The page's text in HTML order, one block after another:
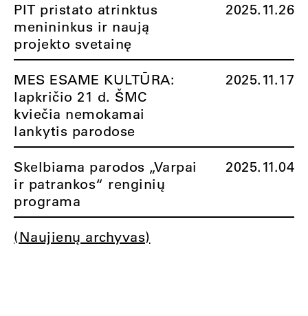
PIT pristato atrinktus
menininkus ir naują
projekto svetainę
2025.11.26
MES ESAME KULTŪRA:
lapkričio 21 d. ŠMC
kviečia nemokamai
lankytis parodose
2025.11.17
Skelbiama parodos „Varpai
ir patrankos“ renginių
programa
2025.11.04
(Naujienų archyvas)